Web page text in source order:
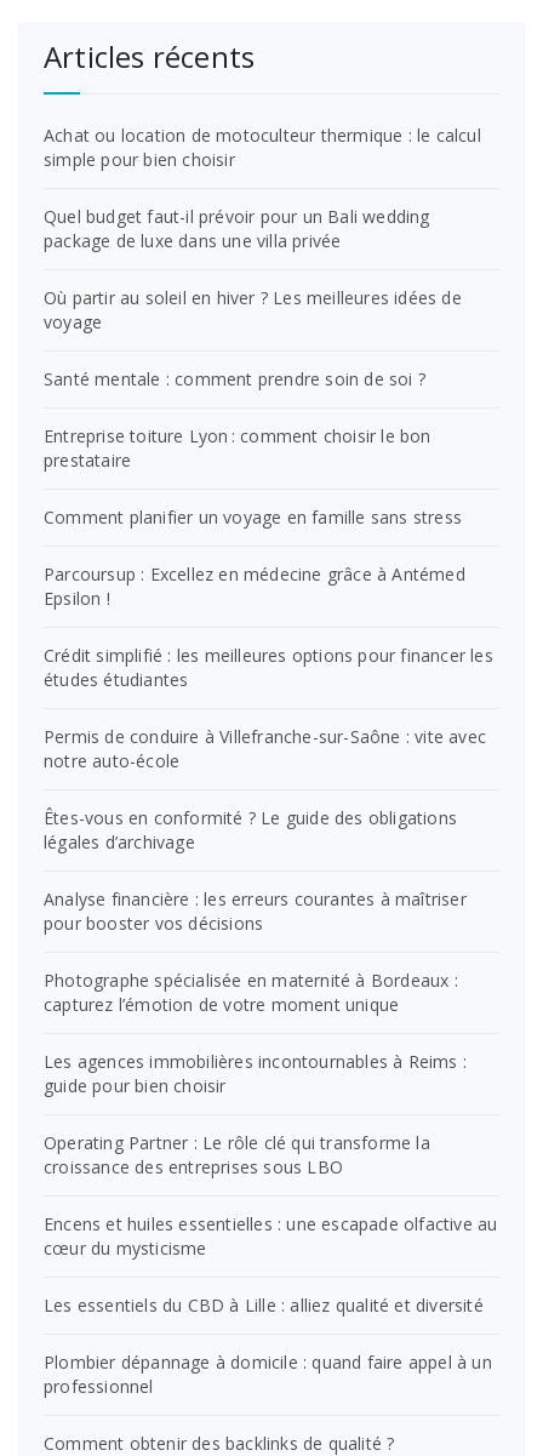
Articles récents
Achat ou location de motoculteur thermique : le calcul
simple pour bien choisir
Quel budget faut-il prévoir pour un Bali wedding
package de luxe dans une villa privée
Où partir au soleil en hiver ? Les meilleures idées de
voyage
Santé mentale : comment prendre soin de soi ?
Entreprise toiture Lyon : comment choisir le bon
prestataire
Comment planifier un voyage en famille sans stress
Parcoursup : Excellez en médecine grâce à Antémed
Epsilon !
Crédit simplifié : les meilleures options pour financer les
études étudiantes
Permis de conduire à Villefranche-sur-Saône : vite avec
notre auto-école
Êtes-vous en conformité ? Le guide des obligations
légales d’archivage
Analyse financière : les erreurs courantes à maîtriser
pour booster vos décisions
Photographe spécialisée en maternité à Bordeaux :
capturez l’émotion de votre moment unique
Les agences immobilières incontournables à Reims :
guide pour bien choisir
Operating Partner : Le rôle clé qui transforme la
croissance des entreprises sous LBO
Encens et huiles essentielles : une escapade olfactive au
cœur du mysticisme
Les essentiels du CBD à Lille : alliez qualité et diversité
Plombier dépannage à domicile : quand faire appel à un
professionnel
Comment obtenir des backlinks de qualité ?